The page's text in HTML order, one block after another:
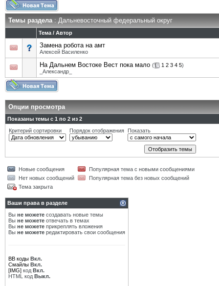
Темы раздела: Дальневосточный федеральный округ
Тема / Автор
Замена робота на амт
Алексей Василенко
На Дальнем Востоке Вест пока мало ( 1 2 3 4 5)
_Александр_
Опции просмотра
Показаны темы с 1 по 2 из 2
Критерий сортировки
Порядок отображения Показать
Новые сообщения
Популярная тема с новыми сообщениями
Нет новых сообщений
Популярная тема без новых сообщений
Тема закрыта
Ваши права в разделе
Вы не можете создавать новые темы
Вы не можете отвечать в темах
Вы не можете прикреплять вложения
Вы не можете редактировать свои сообщения
BB коды Вкл.
Смайлы Вкл.
[IMG] код Вкл.
HTML код Выкл.